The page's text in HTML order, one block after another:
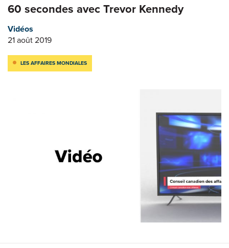
60 secondes avec Trevor Kennedy
Vidéos
21 août 2019
LES AFFAIRES MONDIALES